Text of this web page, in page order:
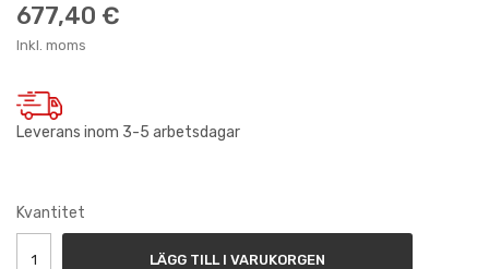
677,40 €
Inkl. moms
Leverans inom 3-5 arbetsdagar
Kvantitet
LÄGG TILL I VARUKORGEN